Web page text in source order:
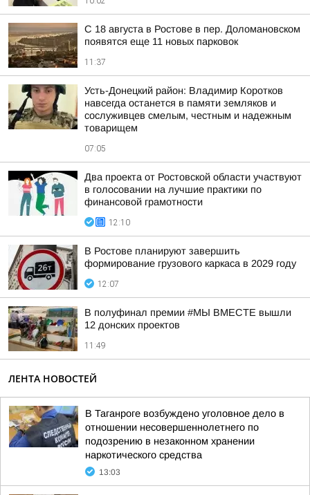
С 18 августа в Ростове в пер. Доломановском
появятся еще 11 новых парковок
11:37
Усть-Донецкий район: Владимир Коротков
навсегда останется в памяти земляков и
сослуживцев смелым, честным и надежным
товарищем
07:05
Два проекта от Ростовской области участвуют
в голосовании на лучшие практики по
финансовой грамотности
12:10
В Ростове планируют завершить
формирование грузового каркаса в 2029 году
12:07
В полуфинал премии #МЫ ВМЕСТЕ вышли
12 донских проектов
11:49
ЛЕНТА НОВОСТЕЙ
В Таганроге возбуждено уголовное дело в
отношении несовершеннолетнего по
подозрению в незаконном хранении
наркотического средства
13:03